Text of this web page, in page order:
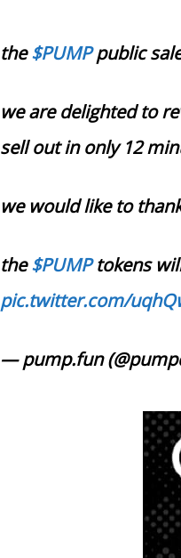
the$PUMPpublic
we are delighted to
sell out in only 12
we would like to
the$PUMPtokens
pic.twitter.com/
— pump.fun